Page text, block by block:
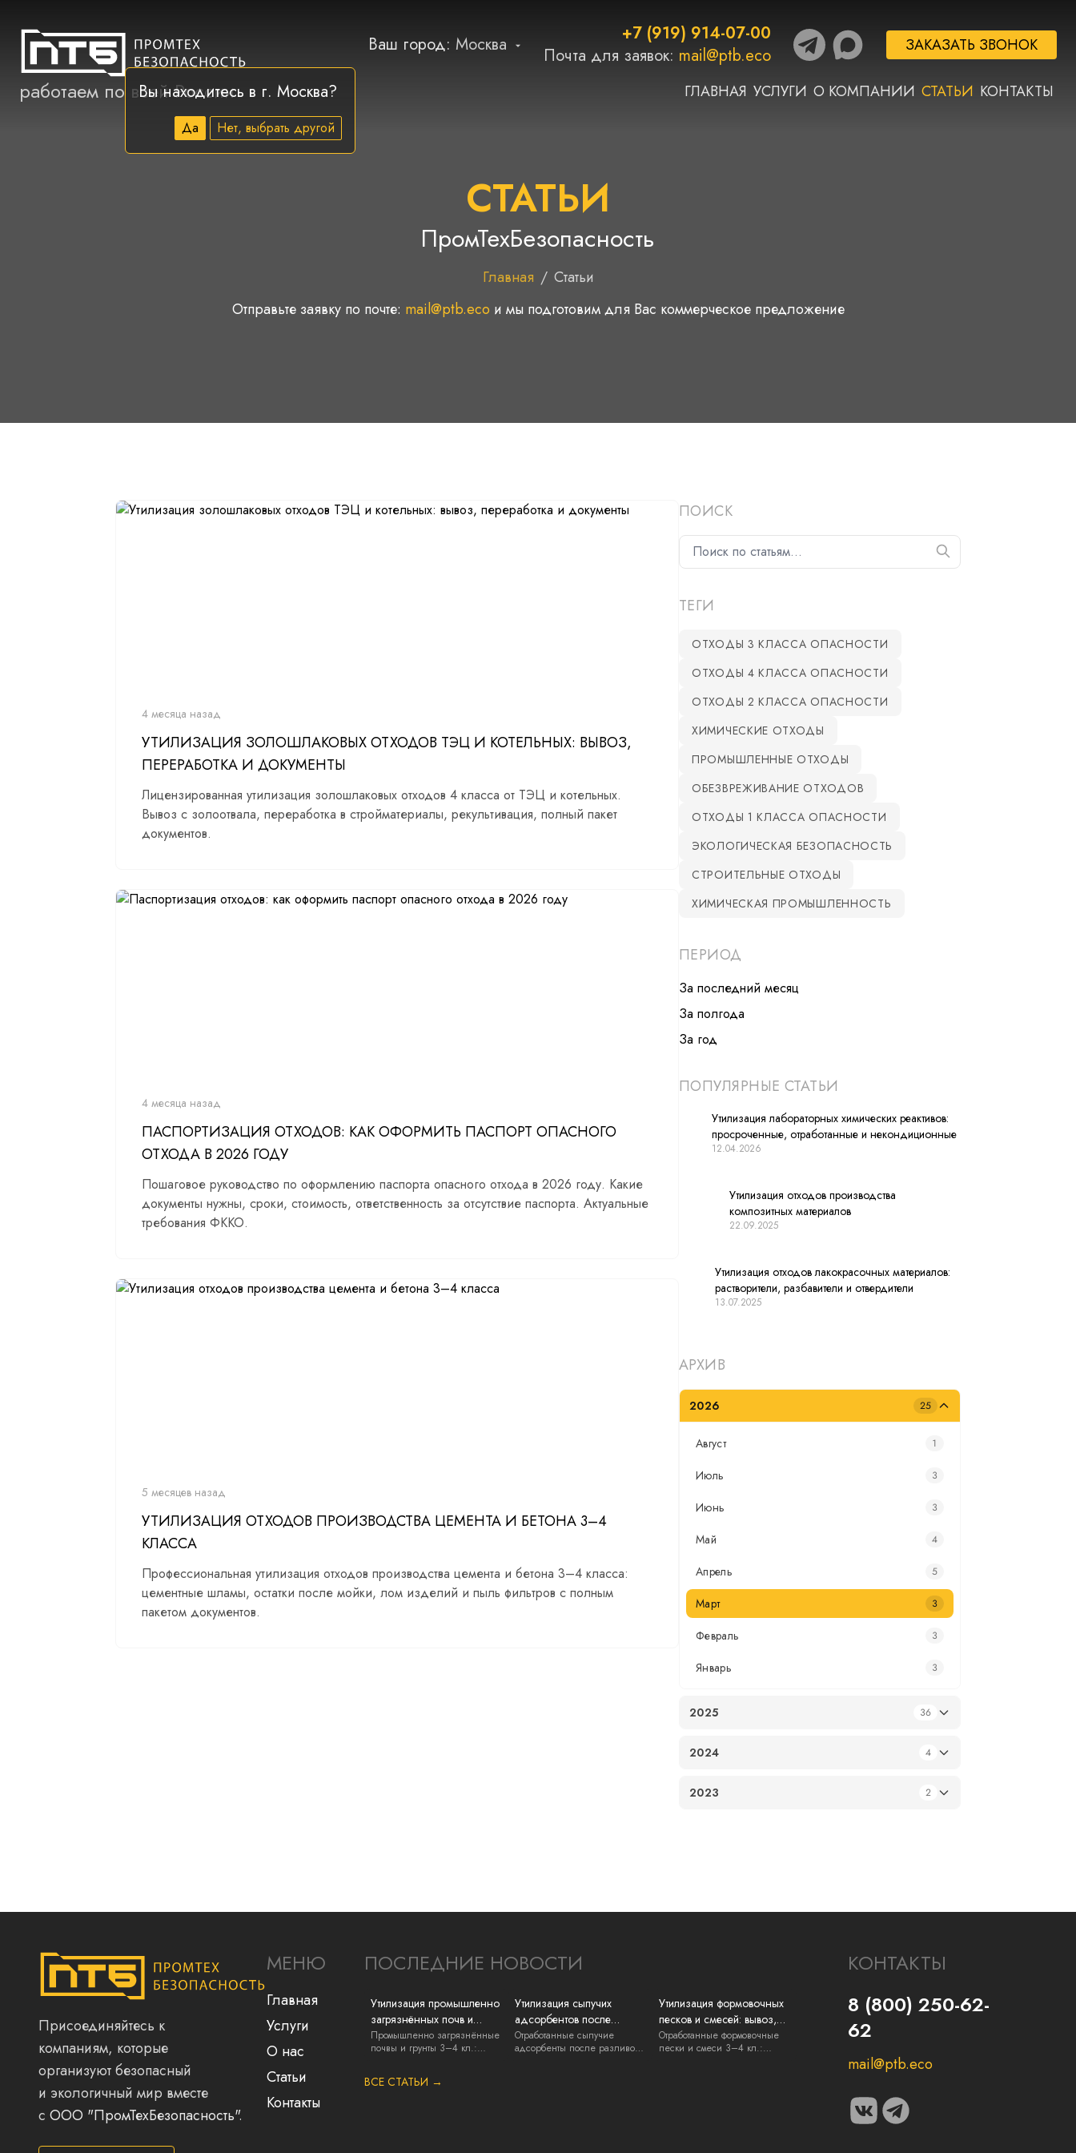
работаем по всей России
Ваш город: Москва
Вы находитесь в г. Москва?
Да Нет, выбрать другой
+7 (919) 914-07-00
Почта для заявок: mail@ptb.eco ЗАКАЗАТЬ ЗВОНОК
ГЛАВНАЯ УСЛУГИ О КОМПАНИИ СТАТЬИ КОНТАКТЫ
СТАТЬИ
ПромТехБезопасность
Главная / Статьи
Отправьте заявку по почте: mail@ptb.eco и мы подготовим для Вас коммерческое предложение
4 месяца назад
УТИЛИЗАЦИЯ ЗОЛОШЛАКОВЫХ ОТХОДОВ ТЭЦ И КОТЕЛЬНЫХ: ВЫВОЗ,
ПЕРЕРАБОТКА И ДОКУМЕНТЫ
Лицензированная утилизация золошлаковых отходов 4 класса от ТЭЦ и котельных.
Вывоз с золоотвала, переработка в стройматериалы, рекультивация, полный пакет
документов.
4 месяца назад
ПАСПОРТИЗАЦИЯ ОТХОДОВ: КАК ОФОРМИТЬ ПАСПОРТ ОПАСНОГО
ОТХОДА В 2026 ГОДУ
Пошаговое руководство по оформлению паспорта опасного отхода в 2026 году. Какие
документы нужны, сроки, стоимость, ответственность за отсутствие паспорта. Актуальные
требования ФККО.
5 месяцев назад
УТИЛИЗАЦИЯ ОТХОДОВ ПРОИЗВОДСТВА ЦЕМЕНТА И БЕТОНА 3–4
КЛАССА
Профессиональная утилизация отходов производства цемента и бетона 3–4 класса:
цементные шламы, остатки после мойки, лом изделий и пыль фильтров с полным
пакетом документов.
ПОИСК
ТЕГИ
ОТХОДЫ 3 КЛАССА ОПАСНОСТИ
ОТХОДЫ 4 КЛАССА ОПАСНОСТИ
ОТХОДЫ 2 КЛАССА ОПАСНОСТИ
ХИМИЧЕСКИЕ ОТХОДЫ
ПРОМЫШЛЕННЫЕ ОТХОДЫ
ОБЕЗВРЕЖИВАНИЕ ОТХОДОВ
ОТХОДЫ 1 КЛАССА ОПАСНОСТИ
ЭКОЛОГИЧЕСКАЯ БЕЗОПАСНОСТЬ
СТРОИТЕЛЬНЫЕ ОТХОДЫ
ХИМИЧЕСКАЯ ПРОМЫШЛЕННОСТЬ
ПЕРИОД
За последний месяц
За полгода
За год
ПОПУЛЯРНЫЕ СТАТЬИ
Утилизация лабораторных химических реактивов:
просроченные, отработанные и некондиционные
12.04.2026
Утилизация отходов производства
композитных материалов
22.09.2025
Утилизация отходов лакокрасочных материалов:
растворители, разбавители и отвердители
13.07.2025
АРХИВ
2026 25
Август 1
Июль 3
Июнь 3
Май 4
Апрель 5
Март 3
Февраль 3
Январь 3
2025 36
2024 4
2023 2
Присоединяйтесь к
компаниям, которые
организуют безопасный
и экологичный мир вместе
с ООО "ПромТехБезопасность".
МЕНЮ
Главная
Услуги
О нас
Статьи
Контакты
ПОСЛЕДНИЕ НОВОСТИ
Утилизация промышленно
загрязнённых почв и
грунтов: нефть, ГСМ, химия
Промышленно загрязнённые
почвы и грунты 3–4 кл.:
Утилизация сыпучих
адсорбентов после
разливов ГСМ и химии:
вывоз и документы
Отработанные сыпучие
адсорбенты после разливов
Утилизация формовочных
песков и смесей: вывоз,
регенерация и документы
Отработанные формовочные
пески и смеси 3–4 кл.:
ВСЕ СТАТЬИ →
КОНТАКТЫ
8 (800) 250-62-
62
mail@ptb.eco